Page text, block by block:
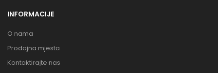
INFORMACIJE
O nama
Prodajna mjesta
Kontaktirajte nas